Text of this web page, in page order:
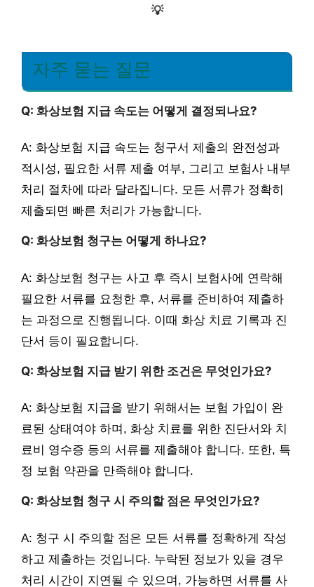
💡
자주 묻는 질문
Q: 화상보험 지급 속도는 어떻게 결정되나요?
A: 화상보험 지급 속도는 청구서 제출의 완전성과
적시성, 필요한 서류 제출 여부, 그리고 보험사 내부
처리 절차에 따라 달라집니다. 모든 서류가 정확히
제출되면 빠른 처리가 가능합니다.
Q: 화상보험 청구는 어떻게 하나요?
A: 화상보험 청구는 사고 후 즉시 보험사에 연락해
필요한 서류를 요청한 후, 서류를 준비하여 제출하
는 과정으로 진행됩니다. 이때 화상 치료 기록과 진
단서 등이 필요합니다.
Q: 화상보험 지급 받기 위한 조건은 무엇인가요?
A: 화상보험 지급을 받기 위해서는 보험 가입이 완
료된 상태여야 하며, 화상 치료를 위한 진단서와 치
료비 영수증 등의 서류를 제출해야 합니다. 또한, 특
정 보험 약관을 만족해야 합니다.
Q: 화상보험 청구 시 주의할 점은 무엇인가요?
A: 청구 시 주의할 점은 모든 서류를 정확하게 작성
하고 제출하는 것입니다. 누락된 정보가 있을 경우
처리 시간이 지연될 수 있으며, 가능하면 서류를 사